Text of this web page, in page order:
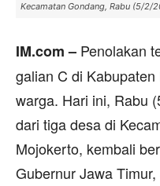
Kecamatan Gondang, Rabu (5/2/
IM.com – Penolakan
galian C di
warga. Hari ini, Rabu
dari tiga desa di
Mojokerto, kembali
Gubernur Jawa